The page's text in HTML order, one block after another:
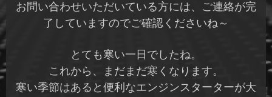
お問い合わせいただいている方には、ご連絡が完
了していますのでご確認くださいね～
とても寒い一日でしたね。
これから、まだまだ寒くなります。
寒い季節はあると便利なエンジンスターターが大